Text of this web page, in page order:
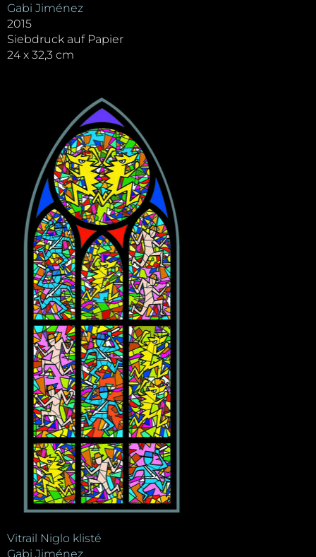
Gabi Jiménez
2015
Siebdruck auf Papier
24 x 32,3 cm
Vitrail Niglo klisté
Gabi Jiménez